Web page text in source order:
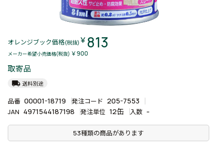
オレンジブック価格(税抜) ￥ 813
メーカー希望小売価格(税抜) ￥900
取寄品
local_shipping 送料別途
品番 00001-18719 発注コード 205-7553
JAN 4971544187198 発注単位 12缶 入数 -
53種類の商品があります